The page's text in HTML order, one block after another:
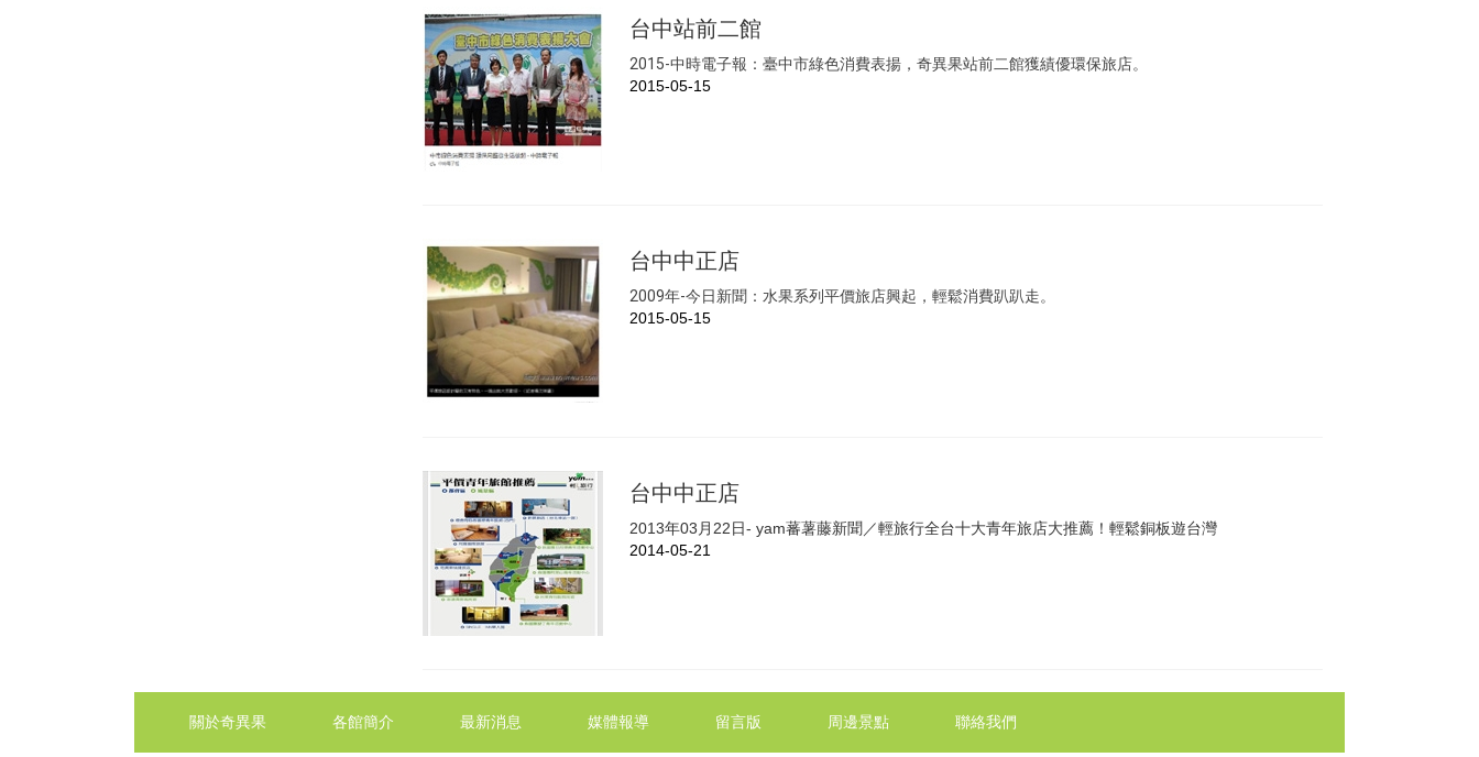
台中站前二館
2015-中時電子報：臺中市綠色消費表揚，奇異果站前二館獲績優環保旅店。
2015-05-15
台中中正店
2009年-今日新聞：水果系列平價旅店興起，輕鬆消費趴趴走。
2015-05-15
台中中正店
2013年03月22日- yam蕃薯藤新聞／輕旅行全台十大青年旅店大推薦！輕鬆銅板遊台灣
2014-05-21
關於奇異果 各館簡介 最新消息 媒體報導 留言版 周邊景點 聯絡我們